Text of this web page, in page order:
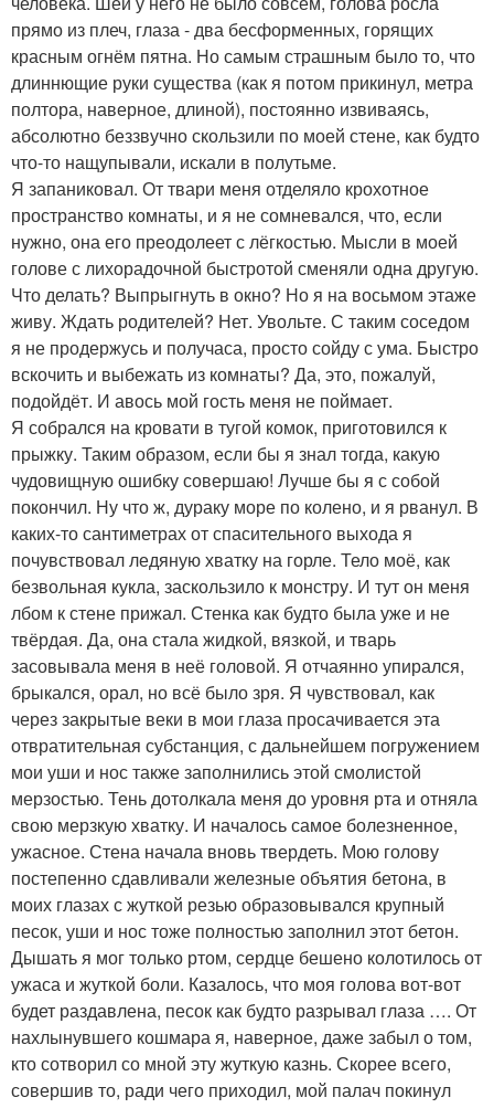
прямо из плеч, глаза - два бесформенных, горящих
красным огнём пятна. Но самым страшным было то, что
длиннющие руки существа (как я потом прикинул, метра
полтора, наверное, длиной), постоянно извиваясь,
абсолютно беззвучно скользили по моей стене, как будто
что-то нащупывали, искали в полутьме.
Я запаниковал. От твари меня отделяло крохотное
пространство комнаты, и я не сомневался, что, если
нужно, она его преодолеет с лёгкостью. Мысли в моей
голове с лихорадочной быстротой сменяли одна другую.
Что делать? Выпрыгнуть в окно? Но я на восьмом этаже
живу. Ждать родителей? Нет. Увольте. С таким соседом
я не продержусь и получаса, просто сойду с ума. Быстро
вскочить и выбежать из комнаты? Да, это, пожалуй,
подойдёт. И авось мой гость меня не поймает.
Я собрался на кровати в тугой комок, приготовился к
прыжку. Таким образом, если бы я знал тогда, какую
чудовищную ошибку совершаю! Лучше бы я с собой
покончил. Ну что ж, дураку море по колено, и я рванул. В
каких-то сантиметрах от спасительного выхода я
почувствовал ледяную хватку на горле. Тело моё, как
безвольная кукла, заскользило к монстру. И тут он меня
лбом к стене прижал. Стенка как будто была уже и не
твёрдая. Да, она стала жидкой, вязкой, и тварь
засовывала меня в неё головой. Я отчаянно упирался,
брыкался, орал, но всё было зря. Я чувствовал, как
через закрытые веки в мои глаза просачивается эта
отвратительная субстанция, с дальнейшем погружением
мои уши и нос также заполнились этой смолистой
мерзостью. Тень дотолкала меня до уровня рта и отняла
свою мерзкую хватку. И началось самое болезненное,
ужасное. Стена начала вновь твердеть. Мою голову
постепенно сдавливали железные объятия бетона, в
моих глазах с жуткой резью образовывался крупный
песок, уши и нос тоже полностью заполнил этот бетон.
Дышать я мог только ртом, сердце бешено колотилось от
ужаса и жуткой боли. Казалось, что моя голова вот-вот
будет раздавлена, песок как будто разрывал глаза …. От
нахлынувшего кошмара я, наверное, даже забыл о том,
кто сотворил со мной эту жуткую казнь. Скорее всего,
совершив то, ради чего приходил, мой палач покинул